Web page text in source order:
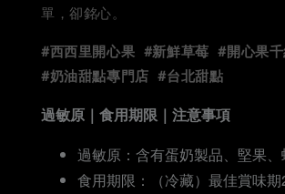
單，卻銘心。
#西西里開心果 #新鮮草莓 #開心果
#奶油甜點專門店 #台北甜點
過敏原｜食用期限｜注意事項
過敏原：含有蛋奶製品、堅果
食用期限：（冷藏）最佳賞味